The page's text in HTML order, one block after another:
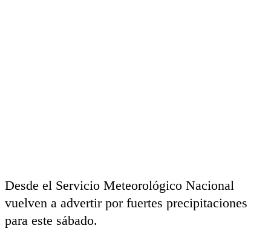
Desde el Servicio Meteorológico Nacional
vuelven a advertir por fuertes precipitaciones
para este sábado.